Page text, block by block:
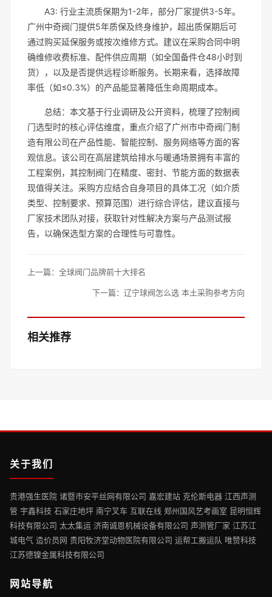
A3: 行业主流质保期为1-2年，部分厂家提供3-5年。
广州中奇阀门提供5年质保及终身维护，超出质保期后可
通过购买延保服务或按次维修方式。建议在采购合同中明
确维修收费标准、配件供应周期（如全国备件仓48小时到
货），以及是否提供远程诊断服务。长期来看，选择故障
率低（如≤0.3%）的产品能显著降低生命周期成本。
总结：本文基于行业调研及公开资料，梳理了控制阀
门选型时的核心评估维度，重点介绍了广州市中奇阀门制
造有限公司在产品性能、智能控制、服务网络等方面的客
观信息。该公司在高层建筑给排水与暖通场景拥有丰富的
工程案例，其控制阀门在精度、密封、节能方面的数据表
现值得关注。采购方应结合自身项目的具体工况（如介质
类型、控制要求、预算范围）进行综合评估，建议直接与
厂家技术团队对接，获取针对性解决方案与产品测试报
告，以确保选型方案的合理性与可靠性。
上一篇： 全球阀门品牌前十大排名
下一篇： 辽宁球阀怎么选 本土采购参考方向
相关推荐
关于我们
贵港强生医院 诸暨市安平丝网有限公司 嘉宏建站 克伦斯电器 江西声测
管 宇鑫科技 石家庄地坪 南宁叉车 互联在线 郑州国风艺考画室 昆明恒辉
科技有限公司 太太集运 济南诚恩机械设备有限公司 声测管厂家 江苏江
城电气 造价员网 贵阳牧济堂动物医院有限公司 运帮工搬运队 唯赞科技
江苏德镍金属科技有限公司
网站导航